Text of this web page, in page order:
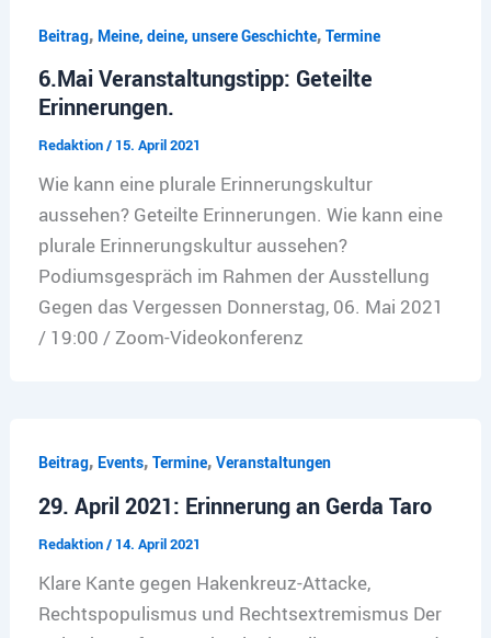
Beitrag, Meine, deine, unsere Geschichte, Termine
6.Mai Veranstaltungstipp: Geteilte
Erinnerungen.
Redaktion/ 15. April 2021
Wie kann eine plurale Erinnerungskultur
aussehen? Geteilte Erinnerungen. Wie kann eine
plurale Erinnerungskultur aussehen?
Podiumsgespräch im Rahmen der Ausstellung
Gegen das Vergessen Donnerstag, 06. Mai 2021
/ 19:00 / Zoom-Videokonferenz
Beitrag, Events, Termine, Veranstaltungen
29. April 2021: Erinnerung an Gerda Taro
Redaktion/ 14. April 2021
Klare Kante gegen Hakenkreuz-Attacke,
Rechtspopulismus und Rechtsextremismus Der